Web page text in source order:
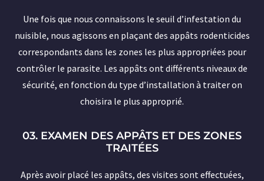
Une fois que nous connaissons le seuil d’infestation du
nuisible, nous agissons en plaçant des appâts rodenticides
correspondants dans les zones les plus appropriées pour
contrôler le parasite. Les appâts ont différents niveaux de
sécurité, en fonction du type d’installation à traiter on
choisira le plus approprié.
03. EXAMEN DES APPÂTS ET DES ZONES
TRAITÉES
Après avoir placé les appâts, des visites sont effectuées,